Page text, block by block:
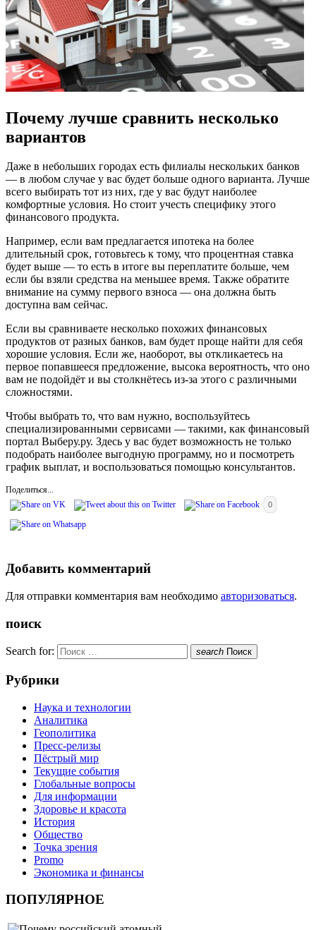
Почему лучше сравнить несколько
вариантов
Даже в небольших городах есть филиалы нескольких банков
— в любом случае у вас будет больше одного варианта. Лучше
всего выбирать тот из них, где у вас будут наиболее
комфортные условия. Но стоит учесть специфику этого
финансового продукта.
Например, если вам предлагается ипотека на более
длительный срок, готовьтесь к тому, что процентная ставка
будет выше — то есть в итоге вы переплатите больше, чем
если бы взяли средства на меньшее время. Также обратите
внимание на сумму первого взноса — она должна быть
доступна вам сейчас.
Если вы сравниваете несколько похожих финансовых
продуктов от разных банков, вам будет проще найти для себя
хорошие условия. Если же, наоборот, вы откликаетесь на
первое попавшееся предложение, высока вероятность, что оно
вам не подойдёт и вы столкнётесь из-за этого с различными
сложностями.
Чтобы выбрать то, что вам нужно, воспользуйтесь
специализированными сервисами — такими, как финансовый
портал Выберу.ру. Здесь у вас будет возможность не только
подобрать наиболее выгодную программу, но и посмотреть
график выплат, и воспользоваться помощью консультантов.
Поделиться...
0
Добавить комментарий
Для отправки комментария вам необходимо авторизоваться.
поиск
Search for: search Поиск
Рубрики
Наука и технологии
Аналитика
Геополитика
Пресс-релизы
Пёстрый мир
Текущие события
Глобальные вопросы
Для информации
Здоровье и красота
История
Общество
Точка зрения
Promo
Экономика и финансы
ПОПУЛЯРНОЕ